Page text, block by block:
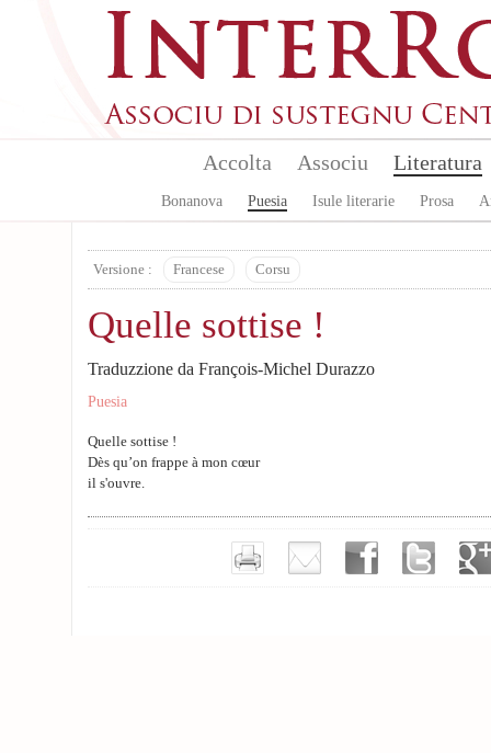
Accolta Associu Literatura
Bonanova Puesia Isule literarie Prosa
Versione : Francese Corsu
Quelle sottise !
Traduzzione da François-Michel Durazzo
Puesia
Quelle sottise !
Dès qu’on frappe à mon cœur
il s'ouvre.